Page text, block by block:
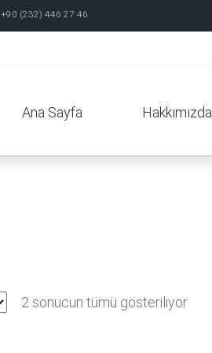
+90 (232) 446 27 46
Ana Sayfa Hakkımızda
2 sonucun tümü gösteriliyor